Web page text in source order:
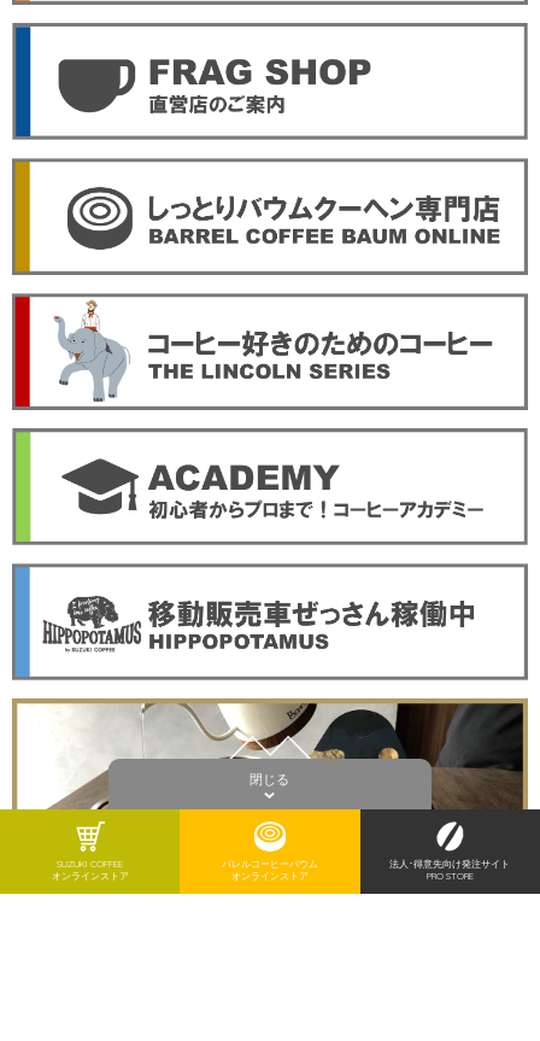
閉じる
SUZUKI COFFEE
オンラインストア
バレルコーヒーバウム
オンラインストア
法人･得意先向け発注サイト
PRO STORE